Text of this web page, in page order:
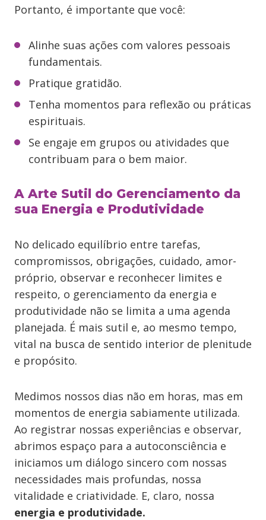
Portanto, é importante que você:
Alinhe suas ações com valores pessoais
fundamentais.
Pratique gratidão.
Tenha momentos para reflexão ou práticas
espirituais.
Se engaje em grupos ou atividades que
contribuam para o bem maior.
A Arte Sutil do Gerenciamento da
sua Energia e Produtividade
No delicado equilíbrio entre tarefas,
compromissos, obrigações, cuidado, amor-
próprio, observar e reconhecer limites e
respeito, o gerenciamento da energia e
produtividade não se limita a uma agenda
planejada. É mais sutil e, ao mesmo tempo,
vital na busca de sentido interior de plenitude
e propósito.
Medimos nossos dias não em horas, mas em
momentos de energia sabiamente utilizada.
Ao registrar nossas experiências e observar,
abrimos espaço para a autoconsciência e
iniciamos um diálogo sincero com nossas
necessidades mais profundas, nossa
vitalidade e criatividade. E, claro, nossa
energia e produtividade.